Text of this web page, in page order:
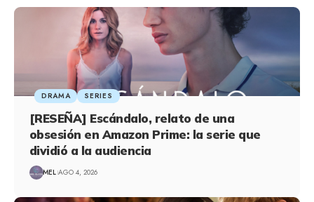
DRAMA SERIES
[RESEÑA] Escándalo, relato de una
obsesión en Amazon Prime: la serie que
dividió a la audiencia
MEL AGO 4, 2026